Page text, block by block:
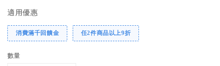
適用優惠
消費滿千回饋金 任2件商品以上9折
數量